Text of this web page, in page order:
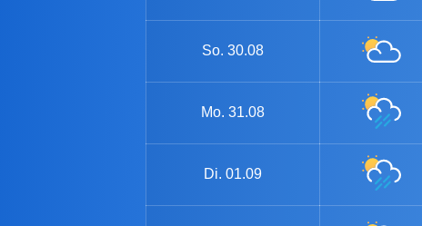
So. 30.08
Mo. 31.08
Di. 01.09